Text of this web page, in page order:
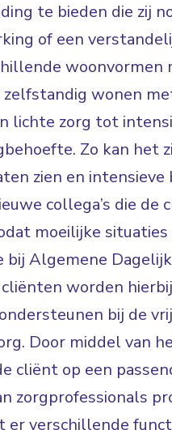
te bieden die zij
of een
woonvormen
wonen
lichte zorg tot
Zo kan het
zien en intensieve
collega’s die de
moeilijke
bij Algemene
worden
bij de
Door middel van
cliënt op een
zorgprofessionals
verschillende